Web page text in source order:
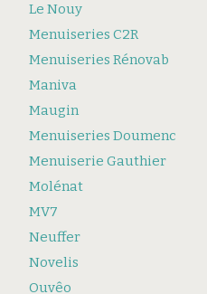
Le Nouy
Menuiseries C2R
Menuiseries Rénovab
Maniva
Maugin
Menuiseries Doumenc
Menuiserie Gauthier
Molénat
MV7
Neuffer
Novelis
Ouvêo